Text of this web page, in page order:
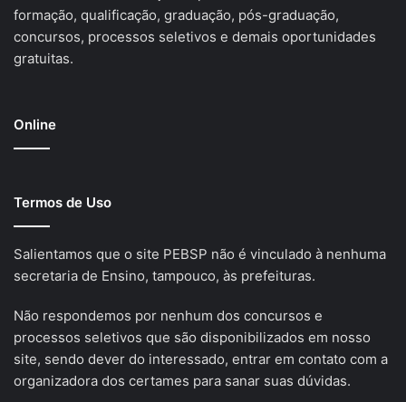
formação, qualificação, graduação, pós-graduação,
concursos, processos seletivos e demais oportunidades
gratuitas.
Online
Termos de Uso
Salientamos que o site PEBSP não é vinculado à nenhuma
secretaria de Ensino, tampouco, às prefeituras.
Não respondemos por nenhum dos concursos e
processos seletivos que são disponibilizados em nosso
site, sendo dever do interessado, entrar em contato com a
organizadora dos certames para sanar suas dúvidas.